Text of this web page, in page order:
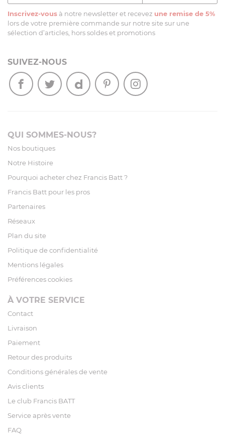
Inscrivez-vous à notre newsletter et recevez une remise de 5%
lors de votre première commande sur notre site sur une
sélection d’articles, hors soldes et promotions
SUIVEZ-NOUS
QUI SOMMES-NOUS?
Nos boutiques
Notre Histoire
Pourquoi acheter chez Francis Batt ?
Francis Batt pour les pros
Partenaires
Réseaux
Plan du site
Politique de confidentialité
Mentions légales
Préférences cookies
À VOTRE SERVICE
Contact
Livraison
Paiement
Retour des produits
Conditions générales de vente
Avis clients
Le club Francis BATT
Service après vente
FAQ